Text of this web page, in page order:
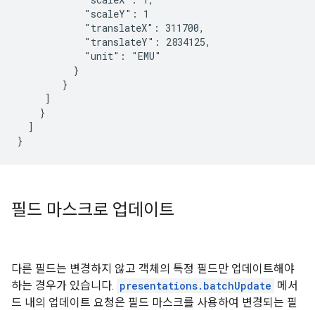
            "scaleY": 1
            "translateX": 311700,
            "translateY": 2834125,
            "unit": "EMU"
          }
        }
     ]
    }
  ]
}
필드 마스크로 업데이트
다른 필드는 변경하지 않고 객체의 특정 필드만 업데이트해야
하는 경우가 있습니다. presentations.batchUpdate 메서
드 내의 업데이트 요청은 필드 마스크를 사용하여 변경되는 필